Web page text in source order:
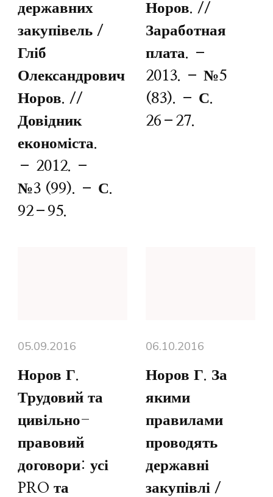
державних
закупівель /
Гліб
Олександрович
Норов. //
Довідник
економіста.
– 2012. –
№3 (99). – С.
92–95.
Норов. //
Заработная
плата. –
2013. – №5
(83). – С.
26–27.
05.09.2016
Норов Г.
Трудовий та
цивільно-
правовий
договори: усі
PRO та
06.10.2016
Норов Г. За
якими
правилами
проводять
державні
закупівлі /